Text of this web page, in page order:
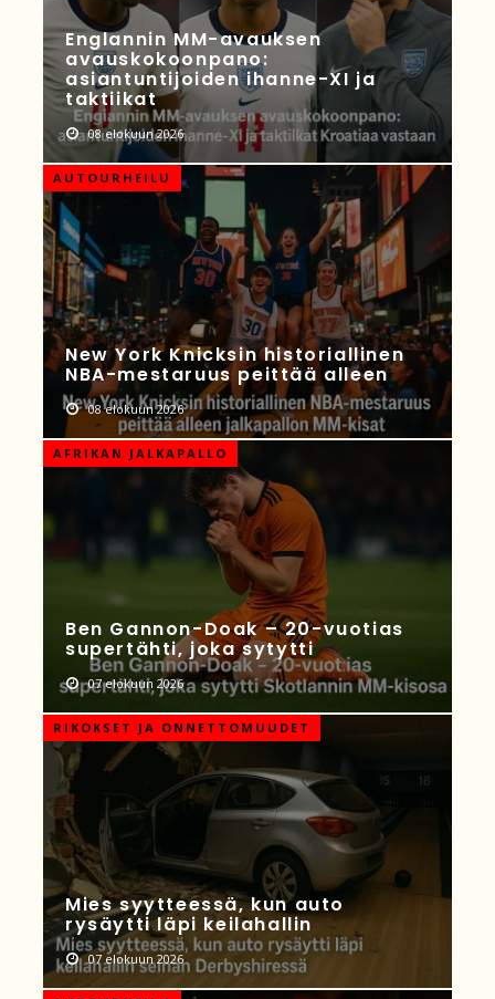
Englannin MM-avauksen
avauskokoonpano:
asiantuntijoiden ihanne-XI ja
taktiikat
08 elokuun 2026
AUTOURHEILU
New York Knicksin historiallinen
NBA-mestaruus peittää alleen
08 elokuun 2026
AFRIKAN JALKAPALLO
Ben Gannon-Doak – 20-vuotias
supertähti, joka sytytti
07 elokuun 2026
RIKOKSET JA ONNETTOMUUDET
Mies syytteessä, kun auto
rysäytti läpi keilahallin
07 elokuun 2026